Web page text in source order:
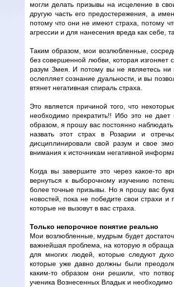
могли делать призывы на исцеление в
другую часть его предостережения, а
потому что они не имеют страха, потому
агрессии и для нанесения вреда как себе,
Таким образом, мои возлюбленные,
без совершенной любви, которая изгоняет
разум Змея. И потому вы не являетесь
ослепляет сознание дуальности, и вы
втянет негативная спираль страха.
Это является причиной того, что
необходимо прекратить!! Ибо это не
образом, я прошу вас постоянно
назвать этот страх в Розарии и
дисциплинировали свой разум и свое
внимания к источникам негативной
Когда вы завершите это через какое-то
вернуться к выборочному изучению
более точные призывы. Но я прошу вас
новостей, пока не победите свои страхи
которые не вызовут в вас страха.
Только непорочное понятие реально
Мои возлюбленные, мудрым будет
важнейшая проблема, на которую я
для многих людей, которые следуют
которые уже давно должны были
каким-то образом они решили, что
ученика Вознесенных Владык и необходимо